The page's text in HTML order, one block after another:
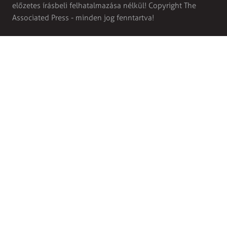
előzetes írásbeli felhatalmazása nélkül! Copyright The
Associated Press - minden jog fenntartva!